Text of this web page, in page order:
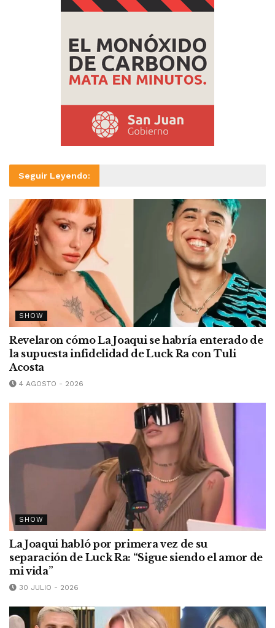
Seguir Leyendo:
SHOW
Revelaron cómo La Joaqui se habría enterado de
la supuesta infidelidad de Luck Ra con Tuli
Acosta
4 AGOSTO - 2026
SHOW
La Joaqui habló por primera vez de su
separación de Luck Ra: “Sigue siendo el amor de
mi vida”
30 JULIO - 2026